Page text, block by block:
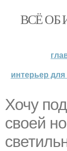
ВСЁ ОБ
интерьер
Хочу
своей